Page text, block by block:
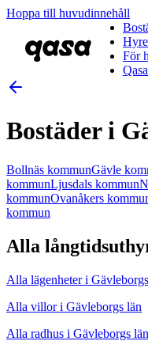
Hoppa till huvudinnehåll
För
Bostäder i
Bollnäs kommunGävle
kommunLjusdals kommun
kommunOvanåkers
kommun
Alla
Alla lägenheter i
Alla villor i Gävleborgs län
Alla radhus i Gävleborgs län